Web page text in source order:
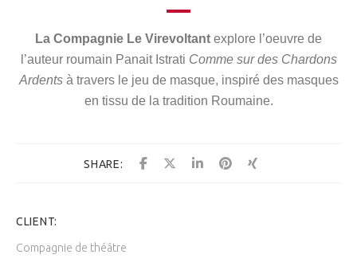
La Compagnie Le Virevoltant explore l’oeuvre de
l’auteur roumain Panait Istrati Comme sur des Chardons
Ardentsà travers le jeu de masque, inspiré des masques
en tissu de la tradition Roumaine.
SHARE:
CLIENT:
Compagnie de théâtre